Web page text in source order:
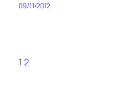
09/11/2012
1 2